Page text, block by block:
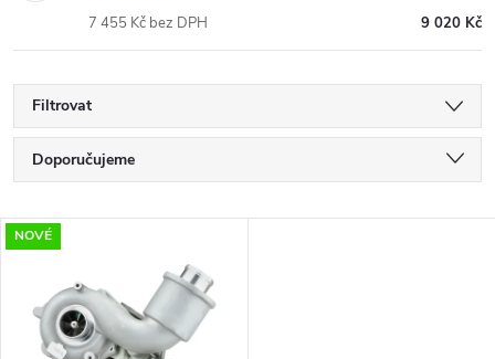
9 020 Kč
7 455 Kč bez DPH
Filtrovat
Ř
a
e
Doporučujeme
Nejdražší
Nejprodávanější
Abecedně
V
ý
NOVÉ